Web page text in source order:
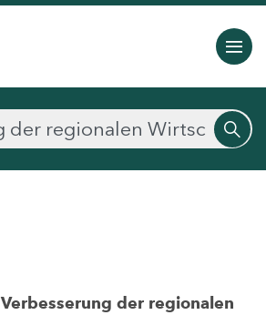
Verbesserung der regionalen